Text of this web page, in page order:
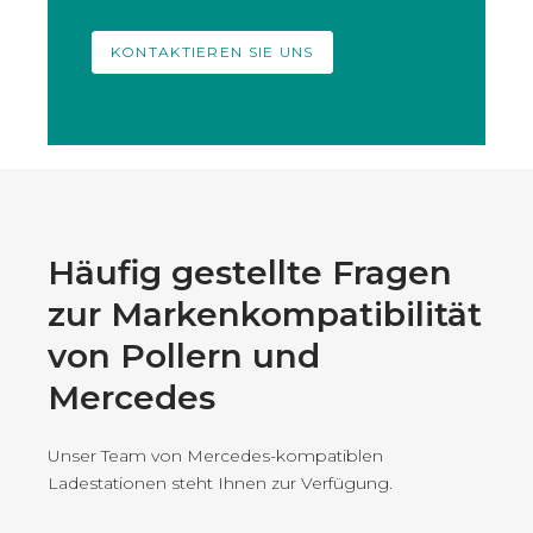
KONTAKTIEREN SIE UNS
Häufig gestellte Fragen
zur Markenkompatibilität
von Pollern und
Mercedes
Unser Team von Mercedes-kompatiblen
Ladestationen steht Ihnen zur Verfügung.